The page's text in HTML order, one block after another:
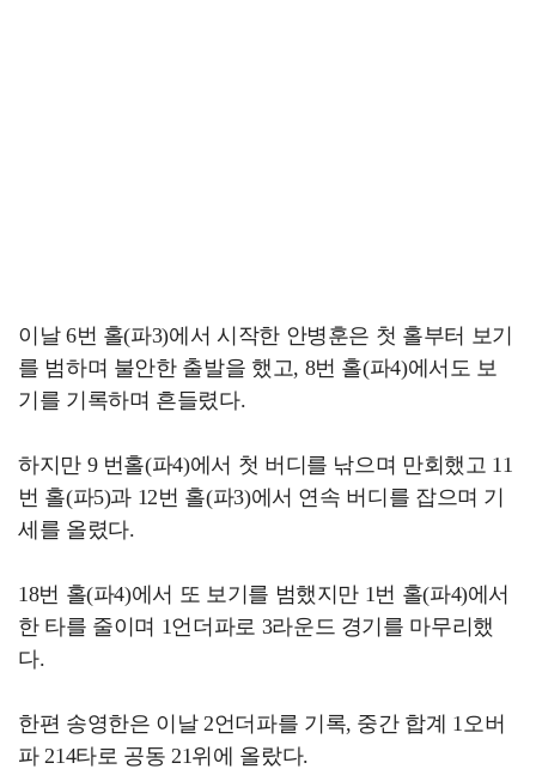
이날 6번 홀(파3)에서 시작한 안병훈은 첫 홀부터 보기
를 범하며 불안한 출발을 했고, 8번 홀(파4)에서도 보
기를 기록하며 흔들렸다.
하지만 9 번홀(파4)에서 첫 버디를 낚으며 만회했고 11
번 홀(파5)과 12번 홀(파3)에서 연속 버디를 잡으며 기
세를 올렸다.
18번 홀(파4)에서 또 보기를 범했지만 1번 홀(파4)에서
한 타를 줄이며 1언더파로 3라운드 경기를 마무리했
다.
한편 송영한은 이날 2언더파를 기록, 중간 합계 1오버
파 214타로 공동 21위에 올랐다.